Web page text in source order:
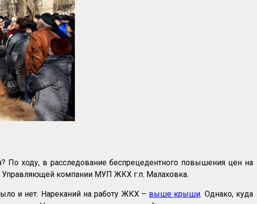
По ходу, в расследование беспрецедентного повышения цен на
Управляющей компании МУП ЖКХ г.п. Малаховка.
и нет. Нареканий на работу ЖКХ – выше крыши. Однако, куда